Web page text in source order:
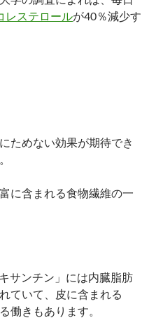
レステロールが40％減少す
ためない効果が期待でき
に含まれる食物繊維の一
サンチン」には内臓脂肪
ていて、皮に含まれる
働きもあります。